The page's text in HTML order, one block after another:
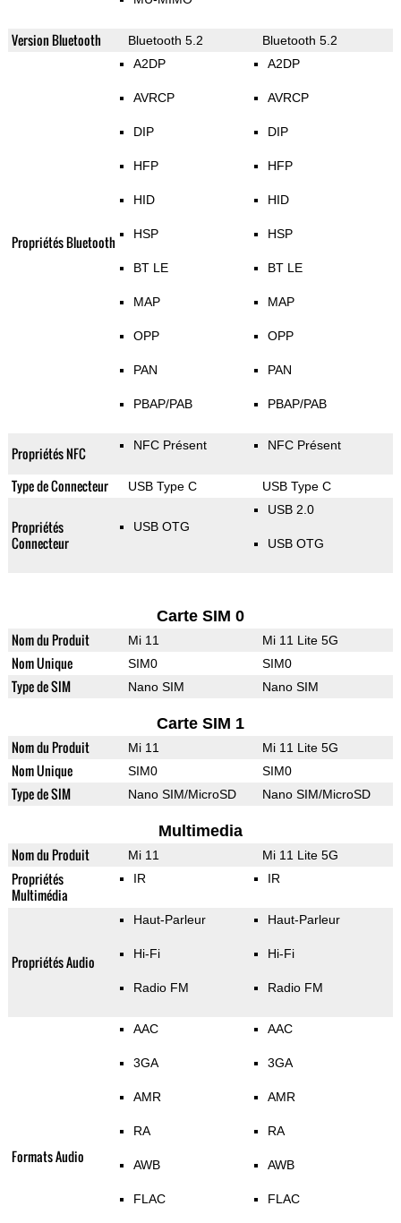
Version Bluetooth Bluetooth 5.2 Bluetooth 5.2
Propriétés Bluetooth
A2DP
AVRCP
DIP
HFP
HID
HSP
BT LE
MAP
OPP
PAN
PBAP/PAB
A2DP
AVRCP
DIP
HFP
HID
HSP
BT LE
MAP
OPP
PAN
PBAP/PAB
Propriétés NFC NFC Présent NFC Présent
Type de Connecteur USB Type C USB Type C
Propriétés
Connecteur
USB OTG
USB 2.0
USB OTG
Carte SIM 0
Nom du Produit Mi 11 Mi 11 Lite 5G
Nom Unique SIM0 SIM0
Type de SIM Nano SIM Nano SIM
Carte SIM 1
Nom du Produit Mi 11 Mi 11 Lite 5G
Nom Unique SIM0 SIM0
Type de SIM Nano SIM/MicroSD Nano SIM/MicroSD
Multimedia
Nom du Produit Mi 11 Mi 11 Lite 5G
Propriétés
Multimédia
IR IR
Propriétés Audio
Haut-Parleur
Hi-Fi
Radio FM
Haut-Parleur
Hi-Fi
Radio FM
Formats Audio
AAC
3GA
AMR
RA
AWB
FLAC
AAC
3GA
AMR
RA
AWB
FLAC